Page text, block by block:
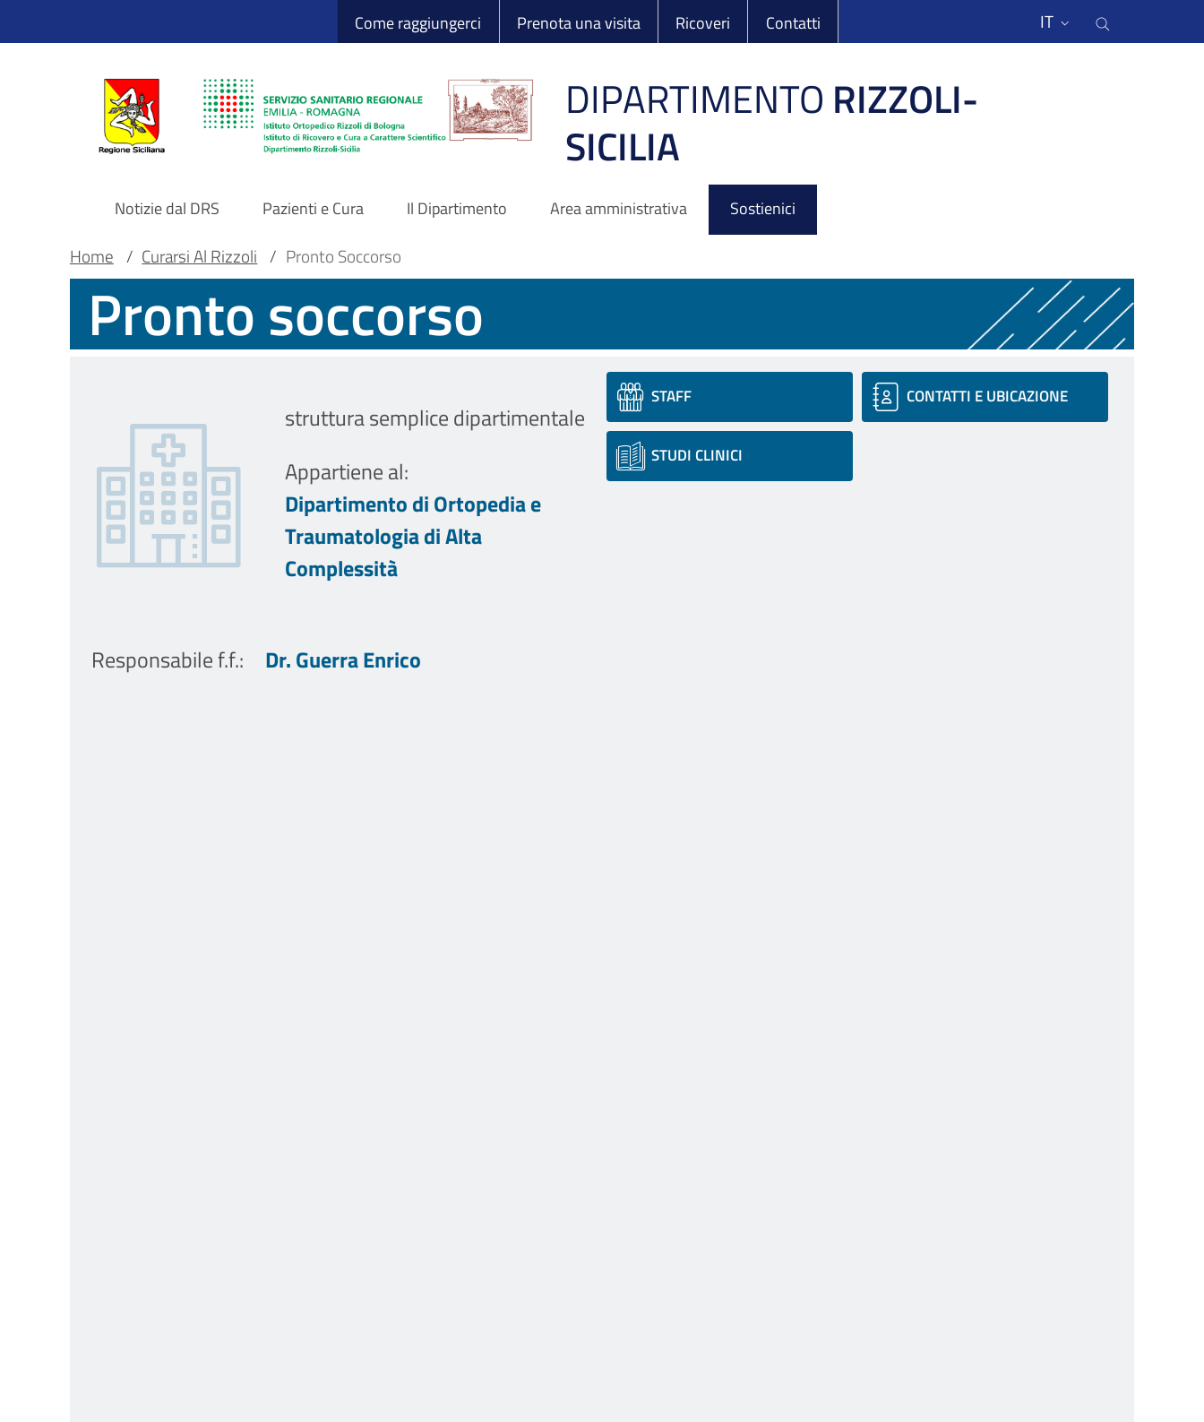
al
Sito Web Istituto Ortopedico Rizzoli
Come raggiungerci Prenota una visita Ricoveri Contatti IT
DIPARTIMENTO RIZZOLI-
SICILIA
Navigazione
principale
Notizie dal DRS Pazienti e Cura Il Dipartimento Area amministrativa Sostienici
Main container
Briciole
Home / Curarsi Al Rizzoli / Pronto Soccorso
Pronto soccorso
struttura semplice dipartimentale
Appartiene al:
Dipartimento di Ortopedia e
Traumatologia di Alta
Complessità
Responsabile f.f.: Dr. Guerra Enrico
STAFF CONTATTI E UBICAZIONE
STUDI CLINICI